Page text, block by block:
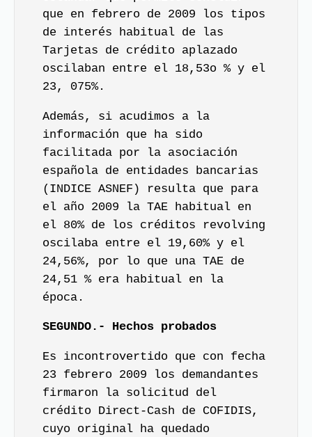
que en febrero de 2009 los tipos
de interés habitual de las
Tarjetas de crédito aplazado
oscilaban entre el 18,53o % y el
23, 075%.
Además, si acudimos a la
información que ha sido
facilitada por la asociación
española de entidades bancarias
(INDICE ASNEF) resulta que para
el año 2009 la TAE habitual en
el 80% de los créditos revolving
oscilaba entre el 19,60% y el
24,56%, por lo que una TAE de
24,51 % era habitual en la
época.
SEGUNDO.- Hechos probados
Es incontrovertido que con fecha
23 febrero 2009 los demandantes
firmaron la solicitud del
crédito Direct-Cash de COFIDIS,
cuyo original ha quedado